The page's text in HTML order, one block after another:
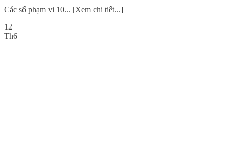
Các số phạm vi 10... [Xem chi tiết...]
12
Th6